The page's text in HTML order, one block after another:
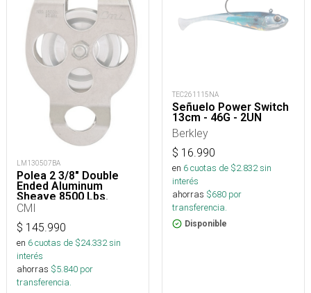
LM130507BA
Polea 2 3/8" Double
Ended Aluminum
Sheave 8500 Lbs.
CMI
$ 145.990
en 6cuotas de $24.332sin
interés
ahorras $5.840 por
transferencia.
TEC261115NA
Señuelo Power Switch
13cm - 46G - 2UN
Berkley
$ 16.990
en 6cuotas de $2.832sin
interés
ahorras $680 por
transferencia.
Disponible